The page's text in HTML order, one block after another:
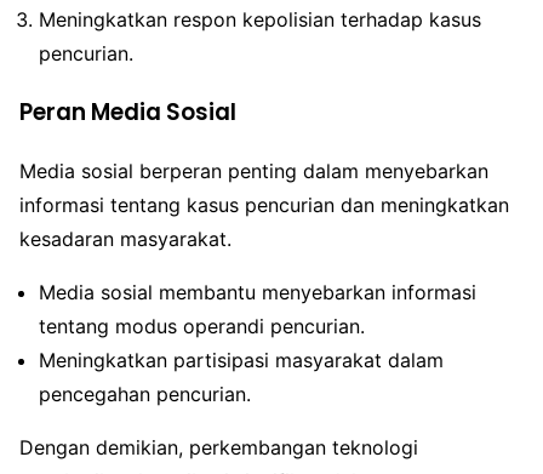
Meningkatkan respon kepolisian terhadap kasus
pencurian.
Peran Media Sosial
Media sosial berperan penting dalam menyebarkan
informasi tentang kasus pencurian dan meningkatkan
kesadaran masyarakat.
Media sosial membantu menyebarkan informasi
tentang modus operandi pencurian.
Meningkatkan partisipasi masyarakat dalam
pencegahan pencurian.
Dengan demikian, perkembangan teknologi